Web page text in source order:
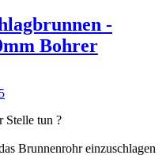
-
Bohrer
Stelle tun ?
Brunnenrohr einzuschlagen